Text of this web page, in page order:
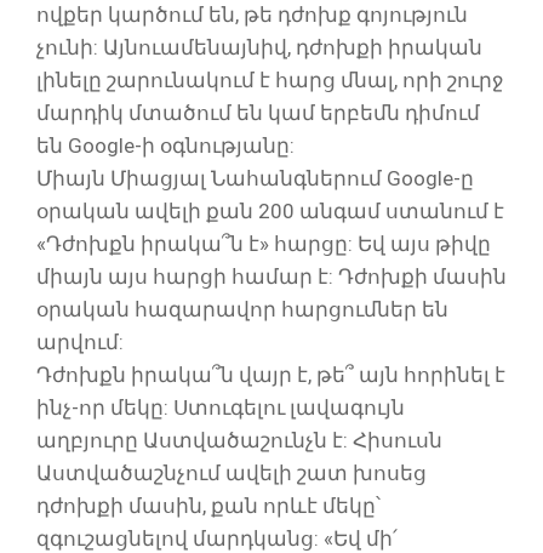
ովքեր կարծում են, թե դժոխք գոյություն
չունի: Այնուամենայնիվ, դժոխքի իրական
լինելը շարունակում է հարց մնալ, որի շուրջ
մարդիկ մտածում են կամ երբեմն դիմում
են Google-ի օգնությանը:
Միայն Միացյալ Նահանգներում Google-ը
օրական ավելի քան 200 անգամ ստանում է
«Դժոխքն իրակա՞ն է» հարցը: Եվ այս թիվը
միայն այս հարցի համար է: Դժոխքի մասին
օրական հազարավոր հարցումներ են
արվում:
Դժոխքն իրակա՞ն վայր է, թե՞ այն հորինել է
ինչ-որ մեկը: Ստուգելու լավագույն
աղբյուրը Աստվածաշունչն է: Հիսուսն
Աստվածաշնչում ավելի շատ խոսեց
դժոխքի մասին, քան որևէ մեկը՝
զգուշացնելով մարդկանց: «Եվ մի՛